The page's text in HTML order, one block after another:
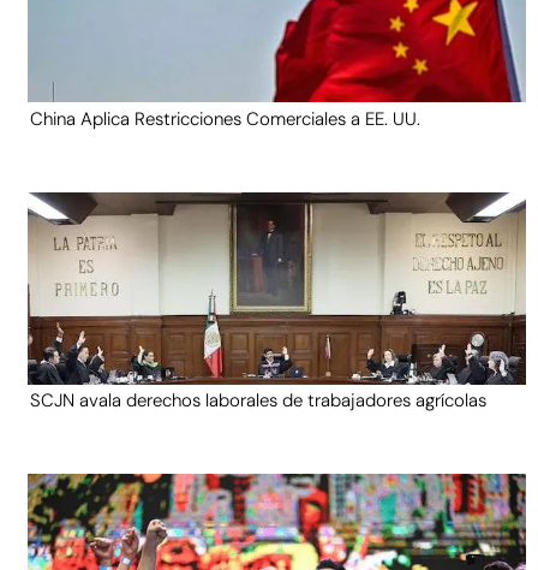
China Aplica Restricciones Comerciales a EE. UU.
SCJN avala derechos laborales de trabajadores agrícolas